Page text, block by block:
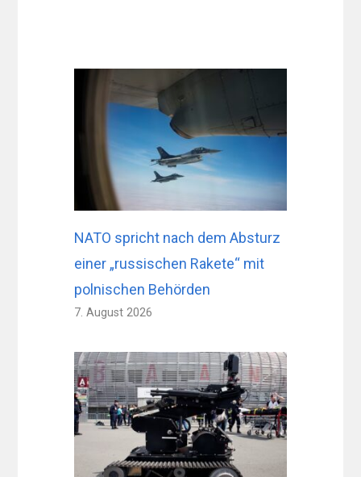
NATO spricht nach dem Absturz
einer „russischen Rakete“ mit
polnischen Behörden
7. August 2026